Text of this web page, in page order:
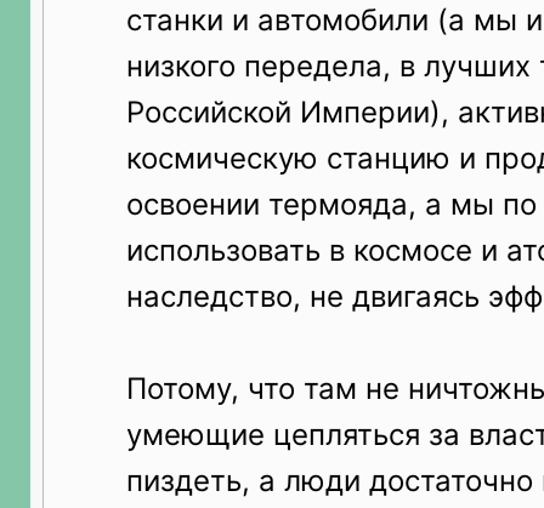
станки и автомобили (а мы
низкого передела, в лучших
Российской Империи),
космическую станцию и
освоении термояда, а мы
использовать в космосе и
наследство, не двигаясь
Потому, что там не
умеющие цепляться за
пиздеть, а люди